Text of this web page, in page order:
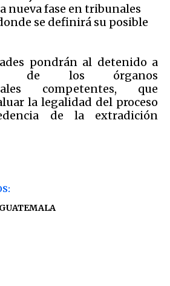
nueva fase en tribunales
se definirá su posible
pondrán al detenido a
de los órganos
competentes, que
la legalidad del proceso
de la extradición